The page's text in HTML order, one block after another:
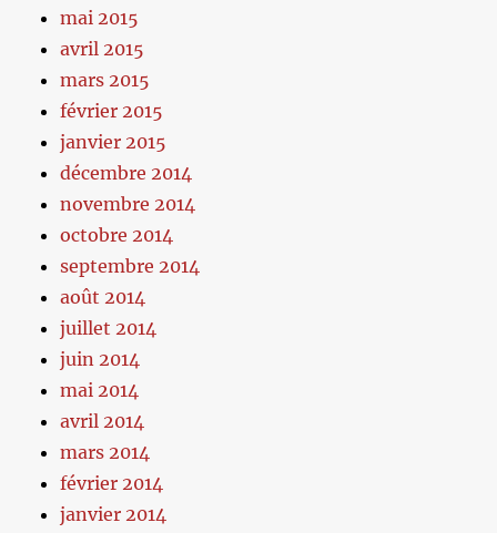
mai 2015
avril 2015
mars 2015
février 2015
janvier 2015
décembre 2014
novembre 2014
octobre 2014
septembre 2014
août 2014
juillet 2014
juin 2014
mai 2014
avril 2014
mars 2014
février 2014
janvier 2014